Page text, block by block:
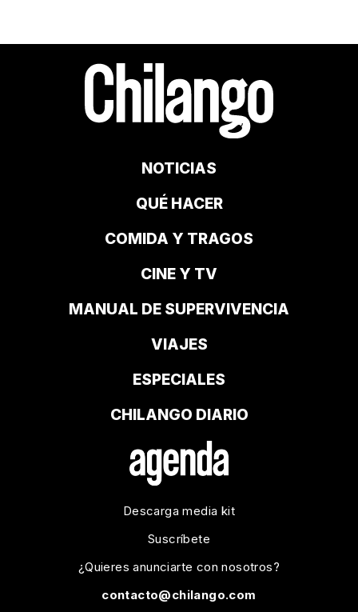
NOTICIAS
QUÉ HACER
COMIDA Y TRAGOS
CINE Y TV
MANUAL DE SUPERVIVENCIA
VIAJES
ESPECIALES
CHILANGO DIARIO
Descarga media kit
Suscríbete
¿Quieres anunciarte con nosotros?
contacto@chilango.com